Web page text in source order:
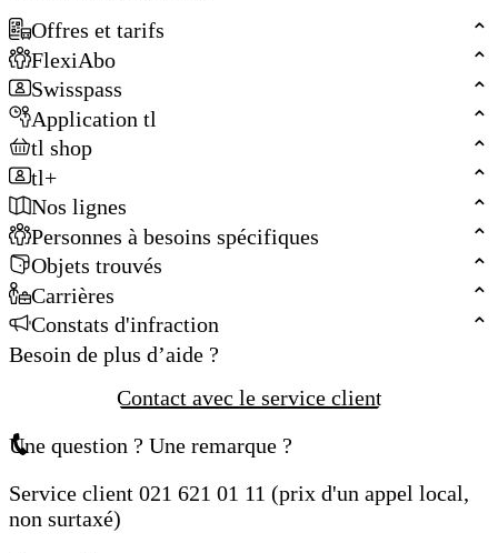
Offres et tarifs
FlexiAbo
Swisspass
Application tl
tl shop
tl+
Nos lignes
Personnes à besoins spécifiques
Objets trouvés
Carrières
Constats d'infraction
Besoin de plus d’aide ?
Contact avec le service client
Une question ? Une remarque ?
Service client 021 621 01 11 (prix d'un appel local,
non surtaxé)